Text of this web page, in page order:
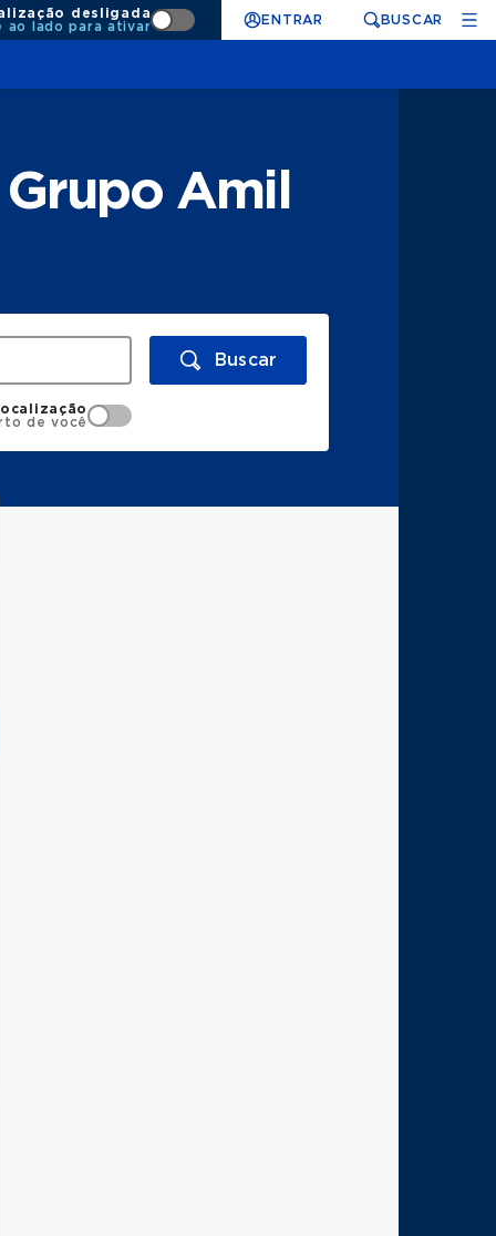
desligada
ao lado para ativar
ENTRAR BUSCAR
Amil
Buscar
de você